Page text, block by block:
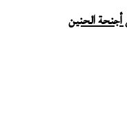
الحنين